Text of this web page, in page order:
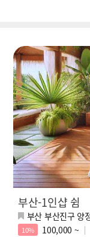
부산-1인샵 쉼
부산 부산진구 양
10% 100,000 ~